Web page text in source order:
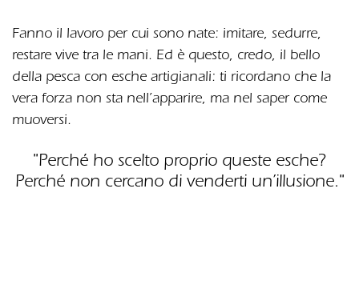
Fanno il lavoro per cui sono nate: imitare, sedurre,
restare vive tra le mani. Ed è questo, credo, il bello
della pesca con esche artigianali: ti ricordano che la
vera forza non sta nell’apparire, ma nel saper come
muoversi.
"Perché ho scelto proprio queste esche?
Perché non cercano di venderti un’illusione."